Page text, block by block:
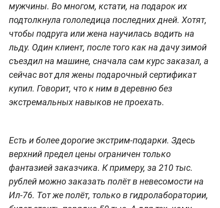
мужчины. Во многом, кстати, на подарок их
подтолкнула гололедица последних дней. Хотят,
чтобы подруга или жена научилась водить на
льду. Один клиент, после того как на дачу зимой
съездил на машине, сначала сам курс заказал, а
сейчас вот для жены подарочный сертификат
купил. Говорит, что к ним в деревню без
экстремальных навыков не проехать.
Есть и более дорогие экстрим-подарки. Здесь
верхний предел цены ограничен только
фантазией заказчика. К примеру, за 210 тыс.
рублей можно заказать полёт в невесомости на
Ил-76. Тот же полёт, только в гидролаборатории,